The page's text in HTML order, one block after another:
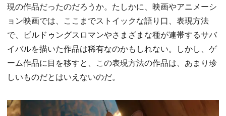
現の作品だったのだろうか。たしかに、映画やアニメーシ
ョン映画では、ここまでストイックな語り口、表現方法
で、ビルドゥングスロマンやさまざまな種が連帯するサバ
イバルを描いた作品は稀有なのかもしれない。しかし、ゲ
ーム作品に目を移すと、この表現方法の作品は、あまり珍
しいものだとはいえないのだ。